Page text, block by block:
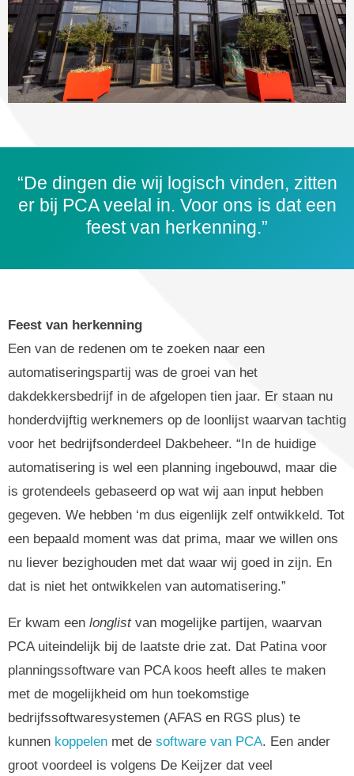
“De dingen die wij logisch vinden, zitten
er bij PCA veelal in. Voor ons is dat een
feest van herkenning.”
Feest van herkenning
Een van de redenen om te zoeken naar een
automatiseringspartij was de groei van het
dakdekkersbedrijf in de afgelopen tien jaar. Er staan nu
honderdvijftig werknemers op de loonlijst waarvan tachtig
voor het bedrijfsonderdeel Dakbeheer. “In de huidige
automatisering is wel een planning ingebouwd, maar die
is grotendeels gebaseerd op wat wij aan input hebben
gegeven. We hebben ‘m dus eigenlijk zelf ontwikkeld. Tot
een bepaald moment was dat prima, maar we willen ons
nu liever bezighouden met dat waar wij goed in zijn. En
dat is niet het ontwikkelen van automatisering.”
Er kwam een longlistvan mogelijke partijen, waarvan
PCA uiteindelijk bij de laatste drie zat. Dat Patina voor
planningssoftware van PCA koos heeft alles te maken
met de mogelijkheid om hun toekomstige
bedrijfssoftwaresystemen (AFAS en RGS plus) te
kunnen koppelen met de software van PCA. Een ander
groot voordeel is volgens De Keijzer dat veel